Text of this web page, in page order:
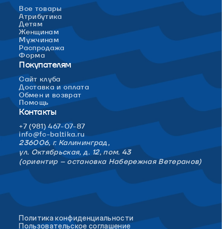
Все товары
Атрибутика
Детям
Женщинам
Мужчинам
Распродажа
Форма
Покупателям
Сайт клуба
Доставка и оплата
Обмен и возврат
Помощь
Контакты
+7 (981) 467-07-87
info@fc-baltika.ru
236006, г. Калининград,
ул. Октябрьская, д. 12, пом. 43
(ориентир – остановка Набережная Ветеранов)
Политика конфиденциальности
Пользовательское соглашение